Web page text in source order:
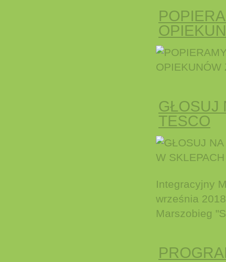
GŁOSUJ
TESCO
Integracyjny
września
Marszobieg